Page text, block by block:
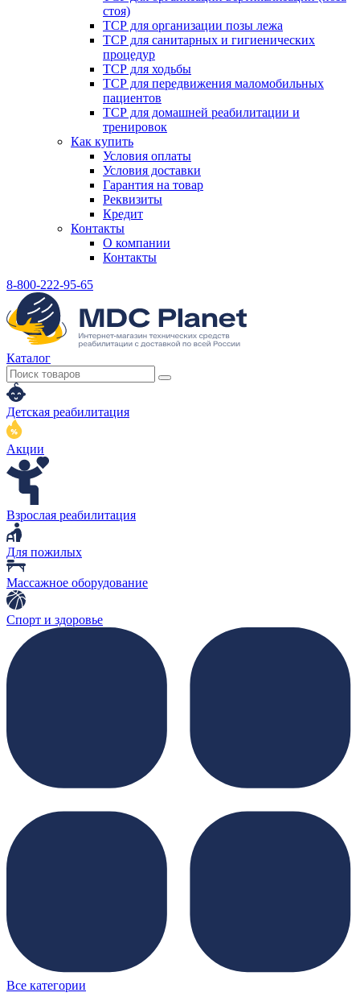
стоя)
ТСР для организации позы лежа
ТСР для санитарных и гигиенических
процедур
ТСР для ходьбы
ТСР для передвижения маломобильных
пациентов
ТСР для домашней реабилитации и
тренировок
Как купить
Условия оплаты
Условия доставки
Гарантия на товар
Реквизиты
Кредит
Контакты
О компании
Контакты
8-800-222-95-65
Каталог
Детская реабилитация
Акции
Взрослая реабилитация
Для пожилых
Массажное оборудование
Спорт и здоровье
Все категории